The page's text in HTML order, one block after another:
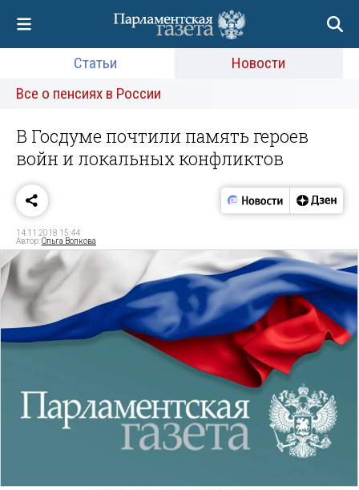
Статьи
Новости
Все о пенсиях в России
В Госдуме почтили память героев
войн и локальных конфликтов
14.11.2018 15:44
Автор:Ольга Волкова